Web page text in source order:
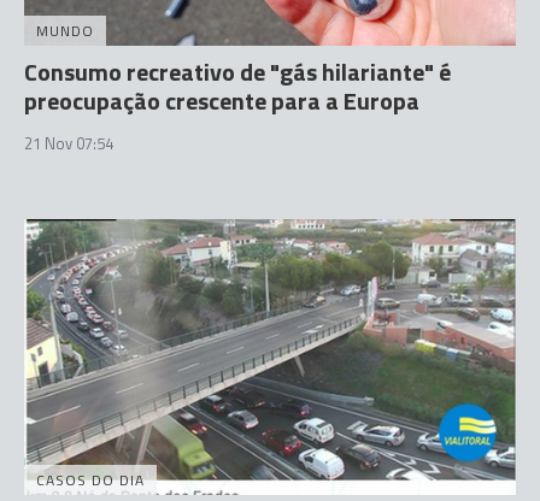
MUNDO
Consumo recreativo de "gás hilariante" é
preocupação crescente para a Europa
21 Nov 07:54
CASOS DO DIA